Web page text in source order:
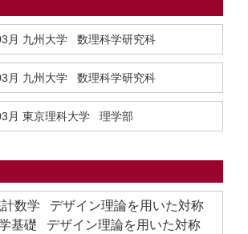
月 九州大学 数理科学研究科
月 九州大学 数理科学研究科
月 東京理科大学 理学部
計数学 デザイン理論を用いた対称
基礎 デザイン理論を用いた対称